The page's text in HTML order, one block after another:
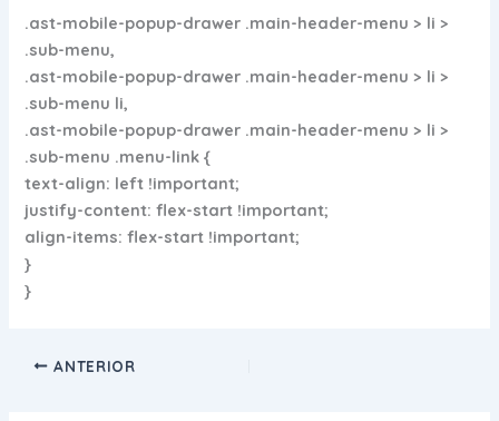
.ast-mobile-popup-drawer .main-header-menu > li >
.sub-menu,
.ast-mobile-popup-drawer .main-header-menu > li >
.sub-menu li,
.ast-mobile-popup-drawer .main-header-menu > li >
.sub-menu .menu-link {
text-align: left !important;
justify-content: flex-start !important;
align-items: flex-start !important;
}
}
ANTERIOR